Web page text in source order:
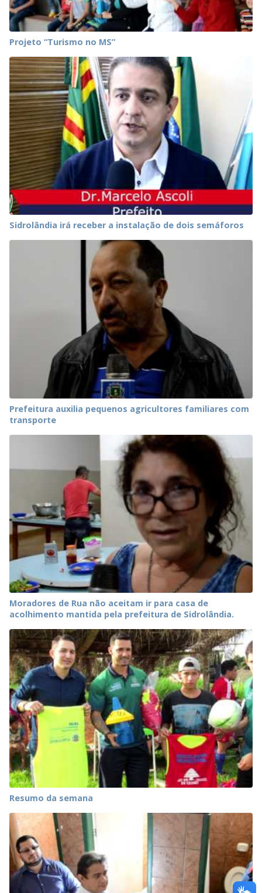
Projeto “Turismo no MS”
Sidrolândia irá receber a instalação de dois semáforos
Prefeitura auxilia pequenos agricultores familiares com
transporte
Moradores de Rua não aceitam ir para casa de
acolhimento mantida pela prefeitura de Sidrolândia.
Resumo da semana